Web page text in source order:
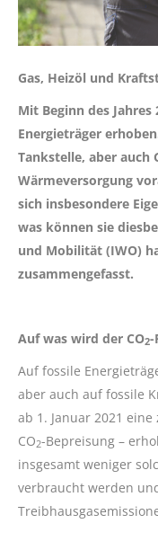
Gas, Heizöl und
Mit Beginn des Jahres
Energieträger
Tankstelle, aber auch
Wärmeversorgung
sich insbesondere
was können sie
und Mobilität (IWO)
zusammengefasst.
Auf was wird der CO2-
Auf fossile
aber auch auf fossile
ab 1. Januar 2021
CO2-Bepreisung –
insgesamt weniger
verbraucht werden